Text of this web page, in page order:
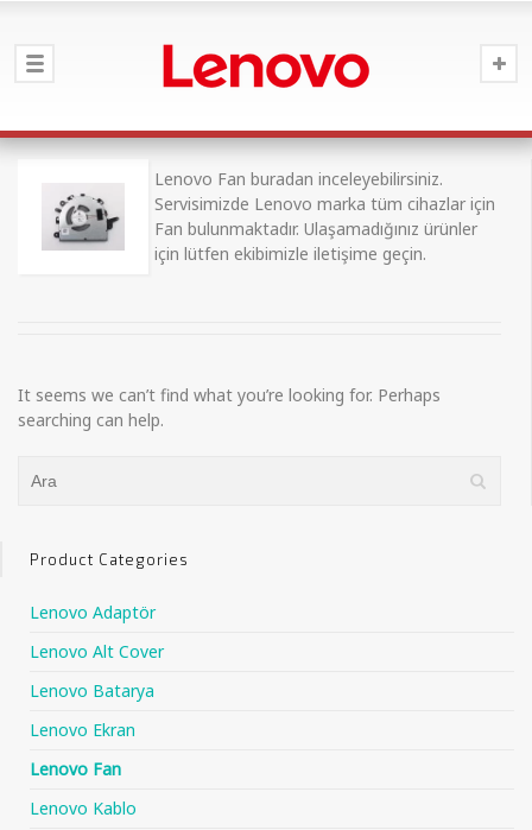
Lenovo Fan buradan inceleyebilirsiniz.
Servisimizde Lenovo marka tüm cihazlar için
Fan bulunmaktadır. Ulaşamadığınız ürünler
için lütfen ekibimizle iletişime geçin.
It seems we can’t find what you’re looking for. Perhaps
searching can help.
Product Categories
Lenovo Adaptör
Lenovo Alt Cover
Lenovo Batarya
Lenovo Ekran
Lenovo Fan
Lenovo Kablo